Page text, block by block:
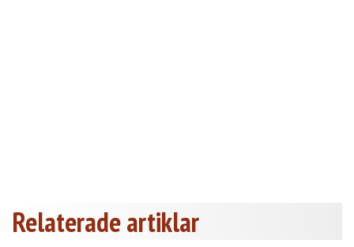
Relaterade artiklar